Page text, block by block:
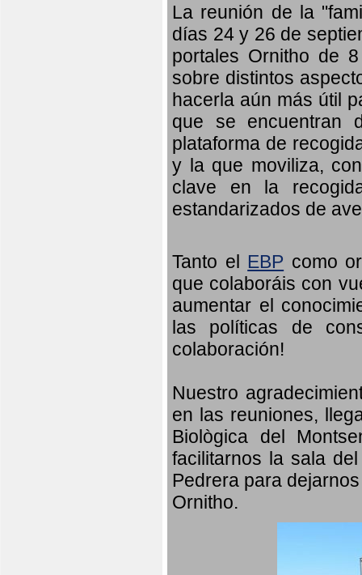
La reunión de la
días 24 y 26 de
portales Ornitho de
sobre distintos
hacerla aún más útil
que se encuentran
plataforma de
y la que moviliza,
clave en la
estandarizados de
Tanto el EBP como
que colaboráis con
aumentar el
las políticas de
colaboración!
Nuestro
en las reuniones,
Biològica del
facilitarnos la sala
Pedrera para
Ornitho.